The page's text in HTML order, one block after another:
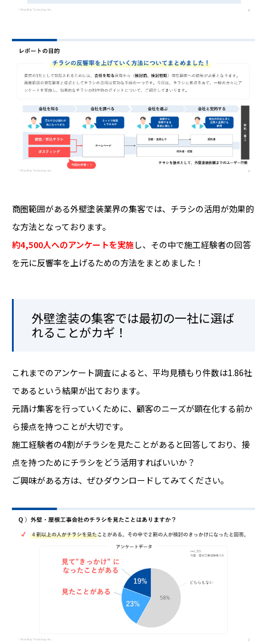
商圏範囲がある外壁塗装業界の集客では、チラシの活用が効果的
な方法となっております。
約4,500人へのアンケートを実施 し、その中で施工経験者の回答
を元に反響率を上げるための方法をまとめました！
外壁塗装の集客では最初の一社に選ば
れることがカギ！
これまでのアンケート調査によると、平均見積もり件数は1.86社
であるという結果が出ております。
元請け集客を行っていくために、顧客のニーズが顕在化する前か
ら接点を持つことが大切です。
施工経験者の4割がチラシを見たことがあると回答しており、接
点を持つためにチラシをどう活用すればいいか？
ご興味がある方は、ぜひダウンロードしてみてください。